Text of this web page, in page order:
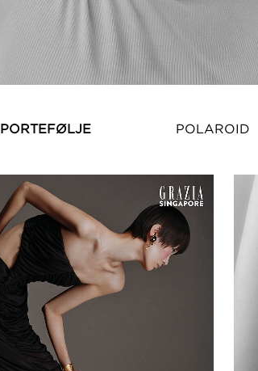
PORTEFØLJE POLAROID